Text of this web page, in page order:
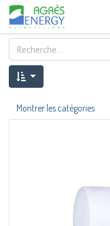
Montrer les catégories